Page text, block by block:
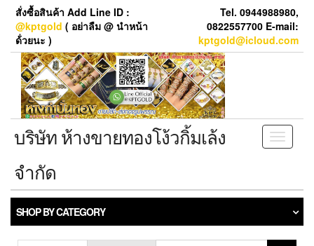
Skip
content
สั่งซื้อสินค้า Add Line ID :
@kptgold ( อย่าลืม @ นำหน้า
ด้่วยนะ )
Tel. 0944988980,
0822557700 E-mail:
kptgold@icloud.com
Toggle
บริษัท ห้างขายทองโง้วกิ้มเล้ง
จำกัด
SHOP BY CATEGORY